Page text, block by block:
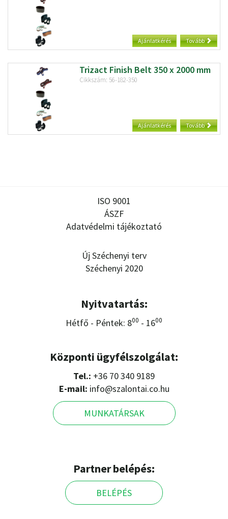
Ajánlatkérés Tovább
Trizact Finish Belt 350 x 2000 mm
Cikkszám: 56-182-350
Ajánlatkérés Tovább
ISO 9001
ÁSZF
Adatvédelmi tájékoztató
Új Széchenyi terv
Széchenyi 2020
Nyitvatartás:
Hétfő - Péntek: 800 - 1600
Központi ügyfélszolgálat:
Tel.: +36 70 340 9189
E-mail: info@szalontai.co.hu
MUNKATÁRSAK
Partner belépés:
BELÉPÉS